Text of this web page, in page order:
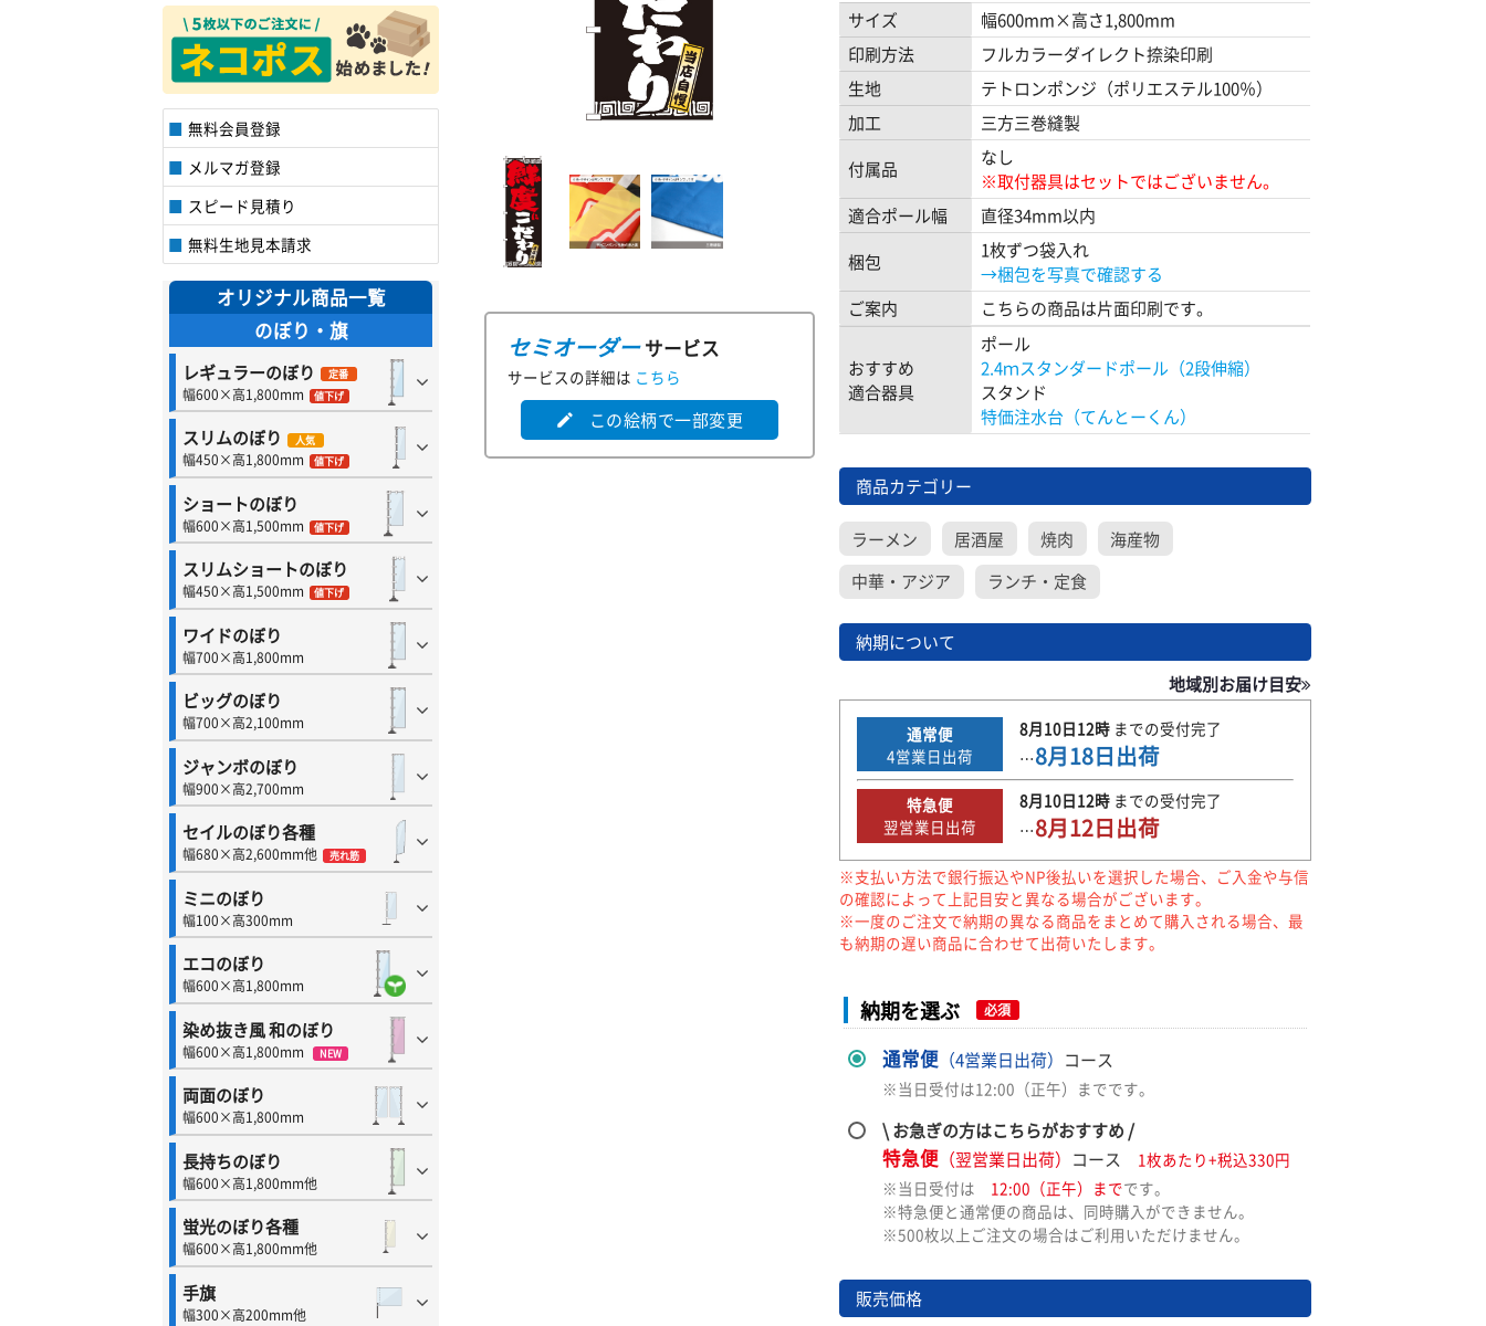
無料会員登録
メルマガ登録
スピード見積り
無料生地見本請求
オリジナル商品一覧
のぼり・旗
レギュラーのぼり 定番
幅600×高1,800mm 値下げ
スリムのぼり 人気
幅450×高1,800mm 値下げ
ショートのぼり
幅600×高1,500mm 値下げ
スリムショートのぼり
幅450×高1,500mm 値下げ
ワイドのぼり
幅700×高1,800mm
ビッグのぼり
幅700×高2,100mm
ジャンボのぼり
幅900×高2,700mm
セイルのぼり各種
幅680×高2,600mm他 売れ筋
ミニのぼり
幅100×高300mm
エコのぼり
幅600×高1,800mm
染め抜き風 和のぼり
幅600×高1,800mm NEW
両面のぼり
幅600×高1,800mm
長持ちのぼり
幅600×高1,800mm他
蛍光のぼり各種
幅600×高1,800mm他
手旗
幅300×高200mm他
セミオーダーサービス
サービスの詳細は こちら
edit この絵柄で一部変更
サイズ
幅600mm×高さ1,800mm
印刷方法
フルカラーダイレクト捺染印刷
生地
テトロンポンジ（ポリエステル100％）
加工
三方三巻縫製
付属品
なし
※取付器具はセットではございません。
適合ポール幅
直径34mm以内
梱包
1枚ずつ袋入れ
→梱包を写真で確認する
ご案内
こちらの商品は片面印刷です。
おすすめ
適合器具
ポール
2.4ｍスタンダードポール（2段伸縮）
スタンド
特価注水台（てんとーくん）
商品カテゴリー
ラーメン 居酒屋 焼肉
海産物
中華・アジア
ランチ・定食
納期について
地域別お届け目安
通常便
4営業日出荷
8月10日12時までの受付完了
…8月18日出荷
特急便
翌営業日出荷
8月10日12時までの受付完了
…8月12日出荷
※支払い方法で銀行振込やNP後払いを選択した場合、ご入金や与信
の確認によって上記目安と異なる場合がございます。
※一度のご注文で納期の異なる商品をまとめて購入される場合、最
も納期の遅い商品に合わせて出荷いたします。
納期を選ぶ 必須
通常便（4営業日出荷） コース
※当日受付は12:00（正午）までです。
\ お急ぎの方はこちらがおすすめ /
特急便（翌営業日出荷） コース
1枚あたり+税込330円
※当日受付は 12:00（正午）までです。
※特急便と通常便の商品は、同時購入ができません。
※500枚以上ご注文の場合はご利用いただけません。
販売価格